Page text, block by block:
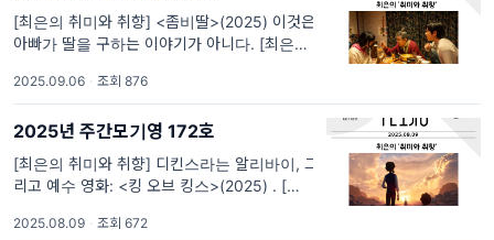
[최은의 취미와 취향] <좀비딸>(2025) 이것은
아빠가 딸을 구하는 이야기가 아니다. [최은의
딸을 구하는 이야기가 아니다 오래 전 <조폭 마
누라>(2001)가 조폭의 마누라가 아니었던 것
처럼, <좀비딸>도 좀비의
2025.09.06 · 조회 876
2025년 주간모기영 172호
[최은의 취미와 취향] 디킨스라는 알리바이, 그
리고 예수 영화: <킹 오브 킹스>(2025) . [최은
예수 영화: <킹 오브 킹스>(2025) “어차피 죽
2025.08.09 · 조회 672